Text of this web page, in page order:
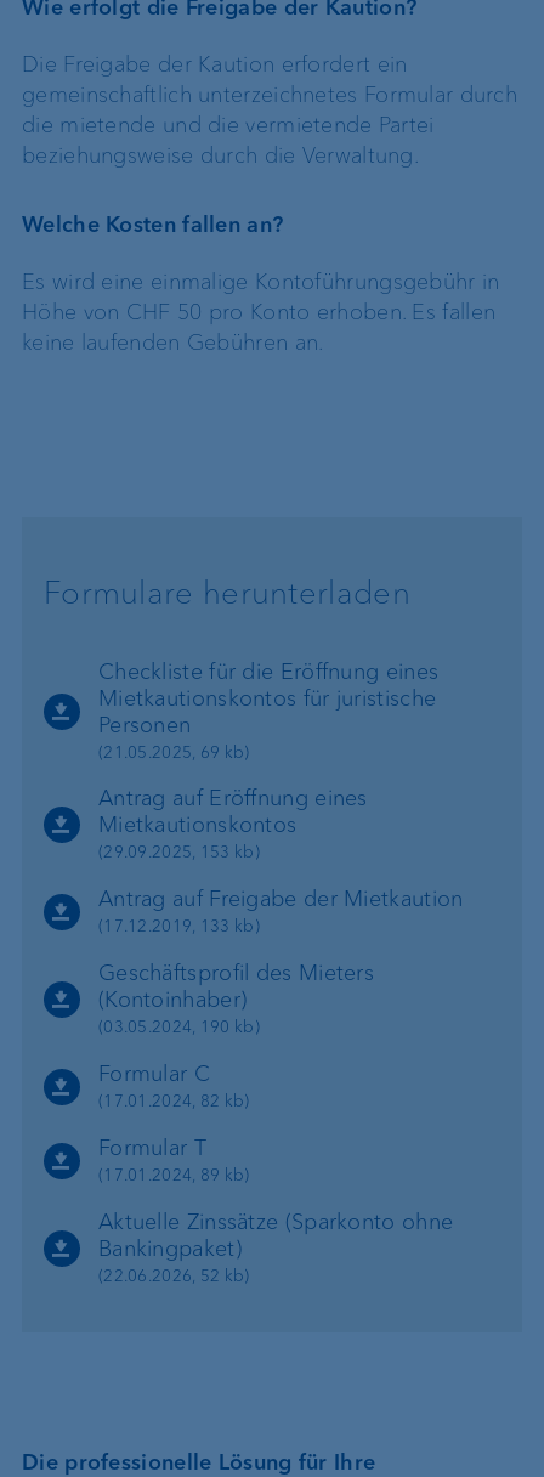
Wie erfolgt die Freigabe der Kaution?
Die Freigabe der Kaution erfordert ein
gemeinschaftlich unterzeichnetes Formular durch
die mietende und die vermietende Partei
beziehungsweise durch die Verwaltung.
Welche Kosten fallen an?
Es wird eine einmalige Kontoführungsgebühr in
Höhe von CHF 50 pro Konto erhoben. Es fallen
keine laufenden Gebühren an.
Formulare herunterladen
Checkliste für die Eröffnung eines
Mietkautionskontos für juristische
Personen
(21.05.2025, 69 kb)
Antrag auf Eröffnung eines
Mietkautionskontos
(29.09.2025, 153 kb)
Antrag auf Freigabe der Mietkaution
(17.12.2019, 133 kb)
Geschäftsprofil des Mieters
(Kontoinhaber)
(03.05.2024, 190 kb)
Formular C
(17.01.2024, 82 kb)
Formular T
(17.01.2024, 89 kb)
Aktuelle Zinssätze (Sparkonto ohne
Bankingpaket)
(22.06.2026, 52 kb)
Die professionelle Lösung für Ihre